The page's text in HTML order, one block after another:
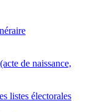
de naissance,
listes électorales